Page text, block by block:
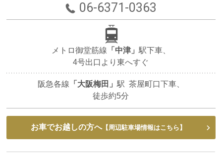
06-6371-0363
メトロ御堂筋線 「中津」 駅下車、
4号出口より東へすぐ
阪急各線 「大阪梅田」 駅 茶屋町口下車、
徒歩約5分
お車でお越しの方へ【周辺駐車場情報はこちら】